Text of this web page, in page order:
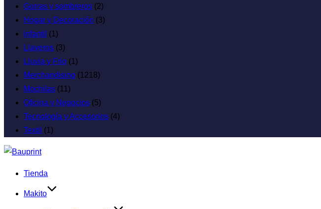
Gorras y sombreros (2)
Hogar y Decoración (3)
infantil (1)
Llaveros (3)
Lluvia y Frio (1)
Merchandising (1218)
Mochilas (11)
Oficina y Negocios (5)
Tecnología y Accesorios (4)
Textil (1)
Tienda
Makito